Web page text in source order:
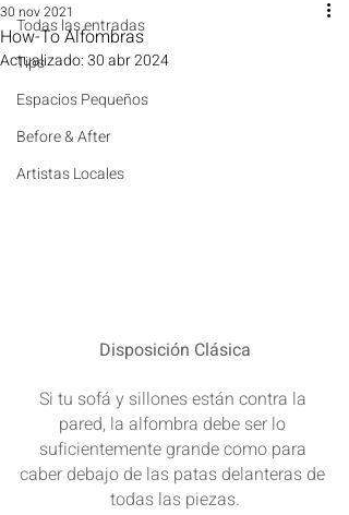
Todas las entradas
Tips
Espacios Pequeños
Before & After
Artistas Locales
How-To Alfombras
30 nov 2021
Actualizado:30 abr 2024
Disposición Clásica
Si tu sofá y sillones están contra la
pared, la alfombra debe ser lo
suficientemente grande como para
caber debajo de las patas delanteras de
todas las piezas.